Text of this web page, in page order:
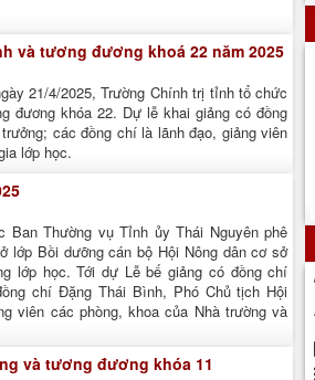
và tương đương khoá 22 năm 2025
21/4/2025, Trường Chính trị tỉnh tổ chức
đương khóa 22. Dự lễ khai giảng có đồng
các đồng chí là lãnh đạo, giảng viên
lớp học.
Ban Thường vụ Tỉnh ủy Thái Nguyên phê
lớp Bồi dưỡng cán bộ Hội Nông dân cơ sở
lớp học. Tới dự Lễ bế giảng có đồng chí
chí Đặng Thái Bình, Phó Chủ tịch Hội
viên các phòng, khoa của Nhà trường và
và tương đương khóa 11